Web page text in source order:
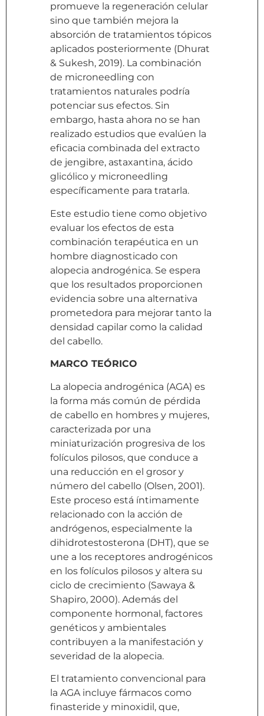
promueve la regeneración celular
sino que también mejora la
absorción de tratamientos tópicos
aplicados posteriormente (Dhurat
& Sukesh, 2019). La combinación
de microneedling con
tratamientos naturales podría
potenciar sus efectos. Sin
embargo, hasta ahora no se han
realizado estudios que evalúen la
eficacia combinada del extracto
de jengibre, astaxantina, ácido
glicólico y microneedling
específicamente para tratarla.
Este estudio tiene como objetivo
evaluar los efectos de esta
combinación terapéutica en un
hombre diagnosticado con
alopecia androgénica. Se espera
que los resultados proporcionen
evidencia sobre una alternativa
prometedora para mejorar tanto la
densidad capilar como la calidad
del cabello.
MARCO TEÓRICO
La alopecia androgénica (AGA) es
la forma más común de pérdida
de cabello en hombres y mujeres,
caracterizada por una
miniaturización progresiva de los
folículos pilosos, que conduce a
una reducción en el grosor y
número del cabello (Olsen, 2001).
Este proceso está íntimamente
relacionado con la acción de
andrógenos, especialmente la
dihidrotestosterona (DHT), que se
une a los receptores androgénicos
en los folículos pilosos y altera su
ciclo de crecimiento (Sawaya &
Shapiro, 2000). Además del
componente hormonal, factores
genéticos y ambientales
contribuyen a la manifestación y
severidad de la alopecia.
El tratamiento convencional para
la AGA incluye fármacos como
finasteride y minoxidil, que,